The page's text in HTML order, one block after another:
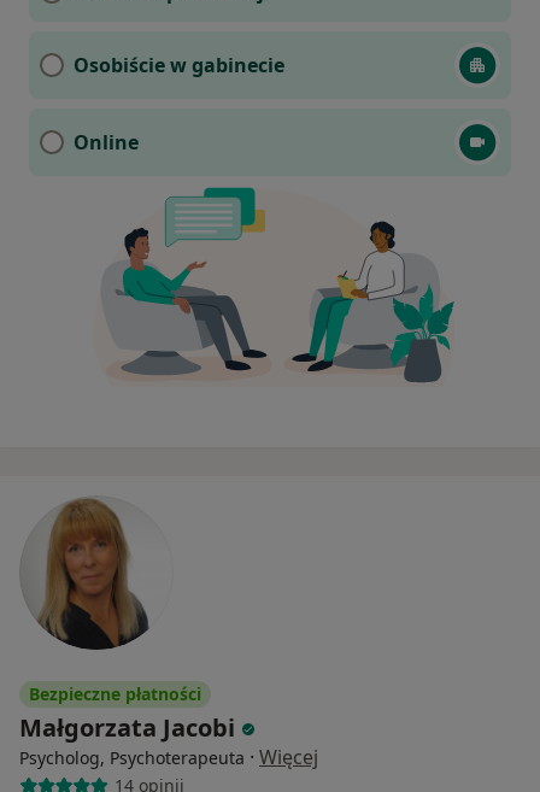
Osobiście w gabinecie
Online
Bezpieczne płatności
Małgorzata Jacobi
Psycholog, Psychoterapeuta · Więcej
14 opinii